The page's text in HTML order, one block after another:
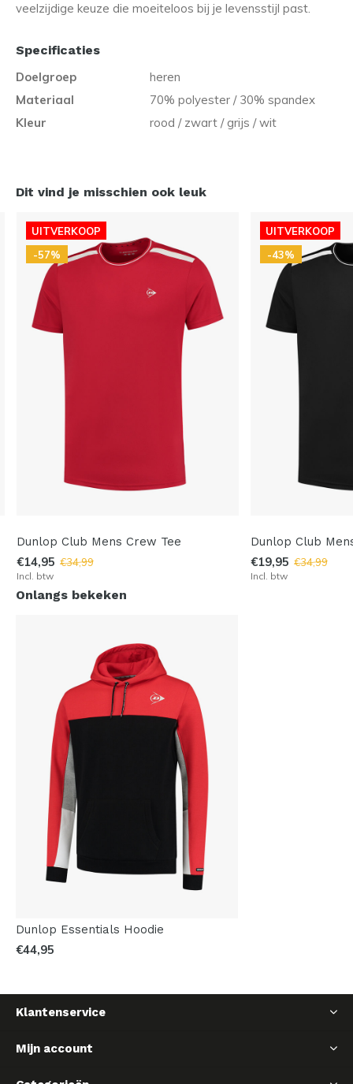
veelzijdige keuze die moeiteloos bij je levensstijl past.
Specificaties
Doelgroep
heren
Materiaal
70% polyester / 30% spandex
Kleur
rood / zwart / grijs / wit
Dit vind je misschien ook leuk
UITVERKOOP
-57%
Dunlop Club Mens Crew Tee
€14,95 €34,99
Incl. btw
UITVERKOOP
-43%
Dunlop Club
€19,95 €34,99
Incl. btw
Onlangs bekeken
Dunlop Essentials Hoodie
€44,95
Klantenservice
Mijn account